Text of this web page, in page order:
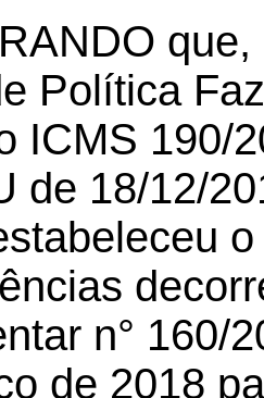
Política
ICMS 190/
de 18/12/
n° 160/
de 2018